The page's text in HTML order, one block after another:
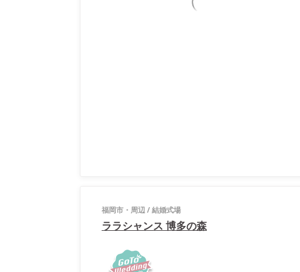
福岡市・周辺/結婚式場
ララシャンス 博多の森